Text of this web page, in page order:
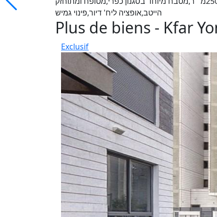
הייטב,אופציה ליח' דיור,פינוי גמיש
Plus de biens - Kfar
Exclusif